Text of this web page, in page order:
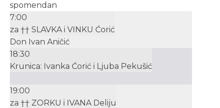
spomendan
7:00
za †† SLAVKA i VINKU Ćorić
Don Ivan Aničić
18:30
Krunica: Ivanka Ćorić i Ljuba Pekušić
19:00
za †† ZORKU i IVANA Deliju